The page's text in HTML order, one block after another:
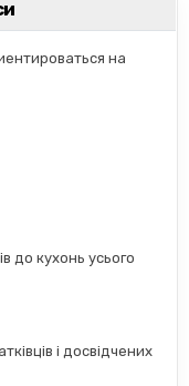
на
до кухонь усього
і досвідчених